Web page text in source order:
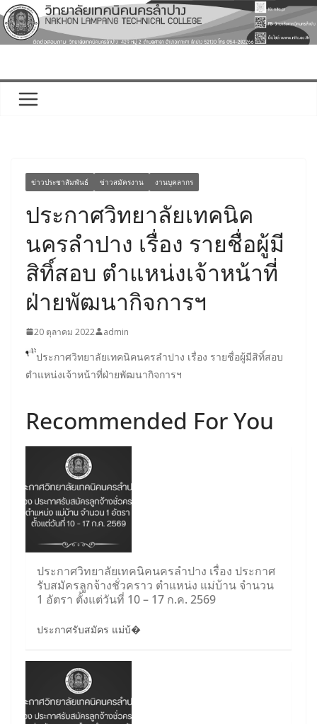
Skip
to
content
ข่าวประชาสัมพันธ์ ข่าวสมัครงาน งานบุคลากร
ประกาศวิทยาลัยเทคนิค
นครลำปาง เรื่อง รายชื่อผู้มี
สิทิ์สอบ ตำแหน่งเจ้าหน้าที่
ฝ่ายพัฒนากิจการฯ
20 ตุลาคม 2022 admin
ประกาศวิทยาลัยเทคนิคนครลำปาง เรื่อง รายชื่อผู้มีสิทิ์สอบ
ตำแหน่งเจ้าหน้าที่ฝ่ายพัฒนากิจการฯ
Recommended For You
ประกาศวิทยาลัยเทคนิคนครลำปาง เรื่อง ประกาศ
รับสมัครลูกจ้างชั่วคราว ตำแหน่ง แม่บ้าน จำนวน
1 อัตรา ตั้งแต่วันที่ 10 – 17 ก.ค. 2569
ประกาศรับสมัคร แม่บ้�